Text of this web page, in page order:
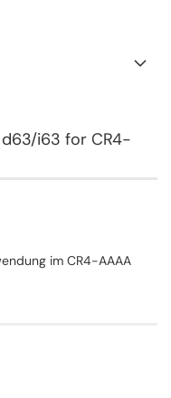
i63 for CR4-
im CR4-AAAA